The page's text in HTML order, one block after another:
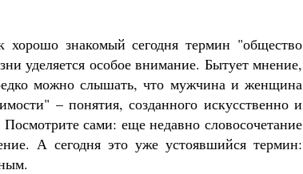
знакомый сегодня термин "общество
уделяется особое внимание. Бытует мнение,
можно слышать, что мужчина и женщина
– понятия, созданного искусственно и
сами: еще недавно словосочетание
А сегодня это уже устоявшийся термин: